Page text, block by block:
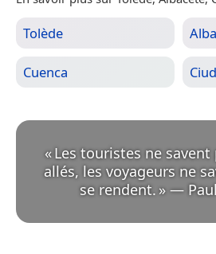
Tolède
Cuenca
«Les touristes ne
allés, les voyageurs ne
se rendent. » —